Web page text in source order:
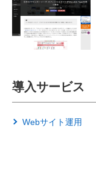
導入サービス
Webサイト運用